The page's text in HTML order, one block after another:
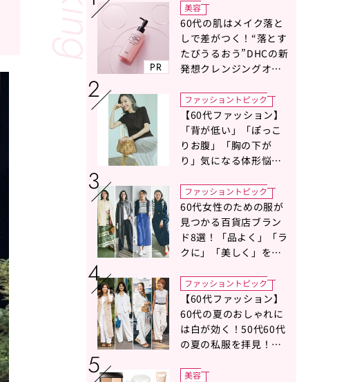
PR
美容
60代の肌はメイク落と
しで差がつく！“落とす
たびうるおう”DHCの新
発想クレンジングオイ
ファッショントピック
【60代ファッション】
「背が低い」「ぽっこ
りお腹」「胸の下が
り」気になる体形悩み
の選び方〉をスタイリ
スト地曳いく子さんが
アドバイス！
ファッショントピック
60代女性のための服が
見つかる百貨店ブラン
ド8選！「品よく」「ラ
クに」「美しく」を叶
ファッショントピック
【60代ファッション】
60代の夏のおしゃれに
は白が効く！50代60代
の夏の私服を拝見！白
の魔術】
美容